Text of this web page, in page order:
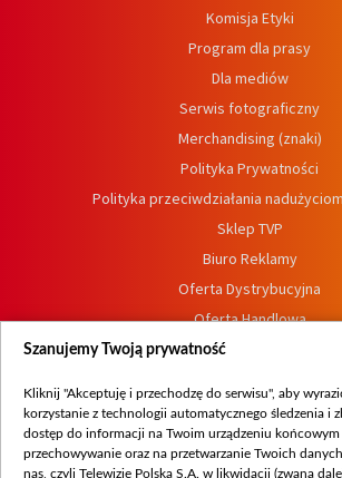
Komisja Etyki
Program dla prasy
Dla mediów
Serwis fotograficzny
Merchandising (znaki)
Polityka Prywatności
Polityka przeciwdziałania
Sklep TVP
Biuro Reklamy
Oferta Dystrybucyjna
Oferta Handlowa
Dostępność
Procedura zgłoszeń
Szanujemy Twoją prywatność
Kliknij "Akceptuję i przechodzę do serwisu", aby
korzystanie z technologii automatycznego śledzenia i
dostęp do informacji na Twoim urządzeniu końcowym
przechowywanie oraz na przetwarzanie Twoich
nas, czyli Telewizję Polską S.A. w likwidacji (zwaną dalej